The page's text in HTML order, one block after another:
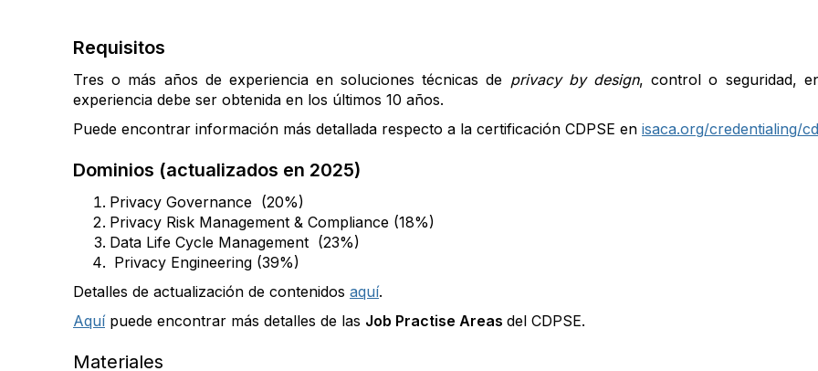
Requisitos
Tres o más años de experiencia en soluciones técnicas de privacy by design, control o seguridad,
experiencia debe ser obtenida en los últimos 10 años.
Puede encontrar información más detallada respecto a la certificación CDPSE en isaca.org/credentialing/
Dominios (actualizados en 2025)
Privacy Governance (20%)
Privacy Risk Management & Compliance (18%)
Data Life Cycle Management (23%)
Privacy Engineering (39%)
Detalles de actualización de contenidos aquí.
Aquí puede encontrar más detalles de las Job Practise Areas del CDPSE.
Materiales